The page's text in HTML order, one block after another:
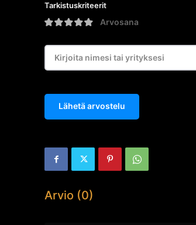
Tarkistuskriteerit
Arvosana
Lähetä arvostelu
Arvio (0)